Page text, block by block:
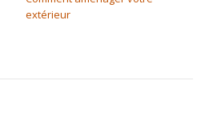
extérieur